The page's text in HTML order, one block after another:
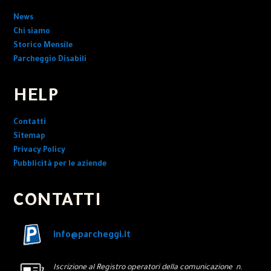
News
Chi siamo
Storico Mensile
Parcheggio Disabili
HELP
Contatti
Sitemap
Privacy Policy
Pubblicità per le aziende
CONTATTI
info@parcheggi.it
Iscrizione al Registro operatori della comunicazione n.